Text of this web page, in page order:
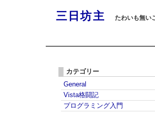
三日坊主 たわいも無い
カテゴリー
General
Vista格闘記
プログラミング入門